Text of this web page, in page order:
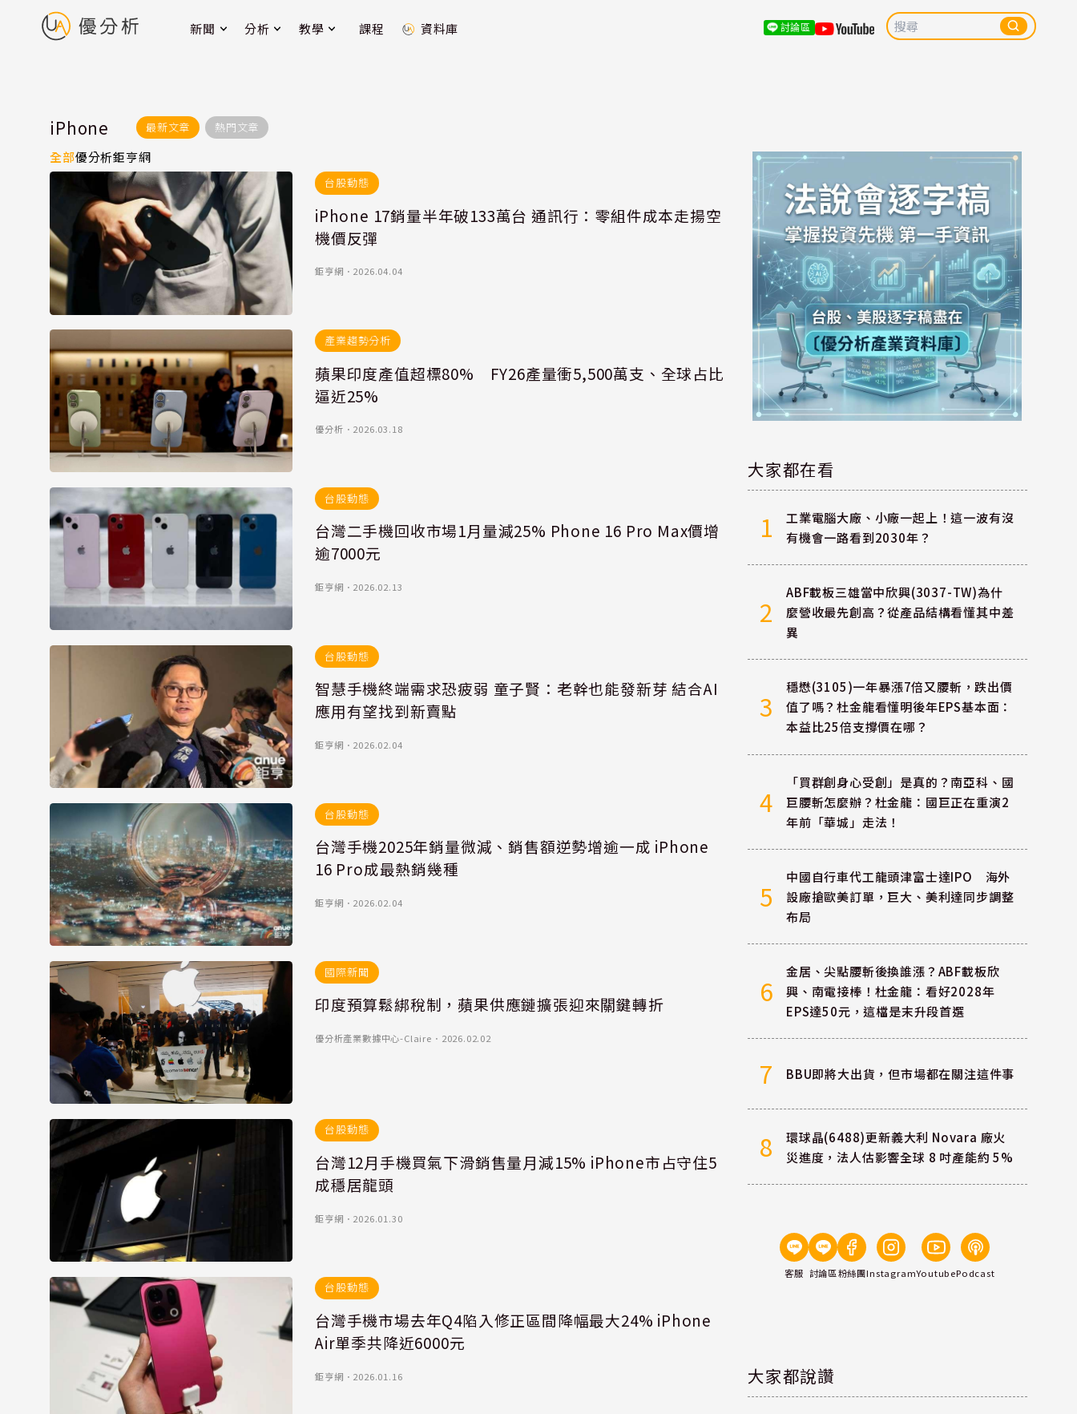
新聞 分析 教學 課程 資料庫 討論區
iPhone 最新文章 熱門文章
全部優分析鉅亨網
台股動態
iPhone 17銷量半年破133萬台 通訊行：零組件成本走揚空
機價反彈
鉅亨網 ． 2026.04.04
產業趨勢分析
蘋果印度產值超標80% FY26產量衝5,500萬支、全球占比
逼近25%
優分析 ． 2026.03.18
台股動態
台灣二手機回收市場1月量減25% Phone 16 Pro Max價增
逾7000元
鉅亨網 ． 2026.02.13
台股動態
智慧手機終端需求恐疲弱 童子賢：老幹也能發新芽 結合AI
應用有望找到新賣點
鉅亨網 ． 2026.02.04
台股動態
台灣手機2025年銷量微減、銷售額逆勢增逾一成 iPhone
16 Pro成最熱銷幾種
鉅亨網 ． 2026.02.04
國際新聞
印度預算鬆綁稅制，蘋果供應鏈擴張迎來關鍵轉折
優分析產業數據中心-Claire ． 2026.02.02
台股動態
台灣12月手機買氣下滑銷售量月減15% iPhone市占守住5
成穩居龍頭
鉅亨網 ． 2026.01.30
台股動態
台灣手機市場去年Q4陷入修正區間降幅最大24% iPhone
Air單季共降近6000元
鉅亨網 ． 2026.01.16
大家都在看
1
工業電腦大廠、小廠一起上！這一波有沒
有機會一路看到2030年？
2
ABF載板三雄當中欣興(3037-TW)為什
麼營收最先創高？從產品結構看懂其中差
異
3
穩懋(3105)一年暴漲7倍又腰斬，跌出價
值了嗎？杜金龍看懂明後年EPS基本面：
本益比25倍支撐價在哪？
4
「買群創身心受創」是真的？南亞科、國
巨腰斬怎麼辦？杜金龍：國巨正在重演2
年前「華城」走法！
5
中國自行車代工龍頭津富士達IPO 海外
設廠搶歐美訂單，巨大、美利達同步調整
布局
6
金居、尖點腰斬後換誰漲？ABF載板欣
興、南電接棒！杜金龍：看好2028年
EPS達50元，這檔是末升段首選
7 BBU即將大出貨，但市場都在關注這件事
8
環球晶(6488)更新義大利 Novara 廠火
災進度，法人估影響全球 8 吋產能約 5%
客服 討論區粉絲團InstagramYoutubePodcast
大家都說讚